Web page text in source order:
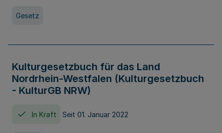
Gesetz
Kulturgesetzbuch für das Land
Nordrhein-Westfalen (Kulturgesetzbuch
- KulturGB NRW)
In Kraft Seit 01. Januar 2022